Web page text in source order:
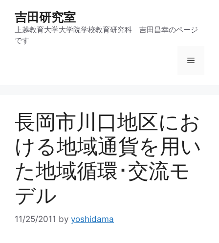
吉田研究室
上越教育大学大学院学校教育研究科 吉田昌幸のページ
です
メ
ュ
ー
長岡市川口地区にお
ける地域通貨を用い
た地域循環･交流モ
デル
11/25/2011 by yoshidama